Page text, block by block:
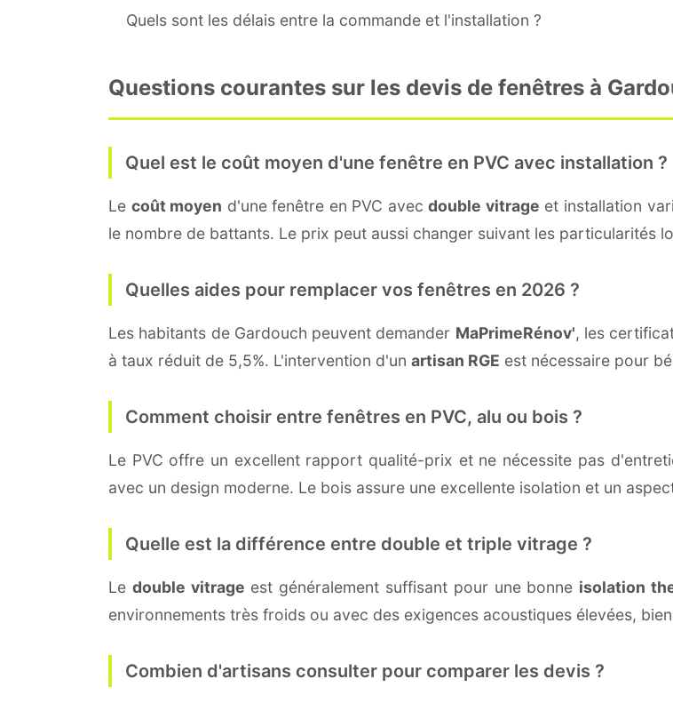
Quels sont les délais entre la commande et l'installation ?
Questions courantes sur les devis de fenêtres à
Quel est le coût moyen d'une fenêtre en PVC avec installation ?
Le coût moyen d'une fenêtre en PVC avecdouble vitrage et installation
le nombre de battants. Le prix peut aussi changer suivant les particularités
Quelles aides pour remplacer vos fenêtres en 2026 ?
Les habitants de Gardouch peuvent demander MaPrimeRénov', les
à taux réduit de 5,5%. L'intervention d'un artisan RGE est nécessaire pour
Comment choisir entre fenêtres en PVC, alu ou bois ?
Le PVC offre un excellent rapport qualité-prix et ne nécessite pas
avec un design moderne. Le bois assure une excellente isolation et un
Quelle est la différence entre double et triple vitrage ?
Le double vitrage est généralement suffisant pour une bonne isolation
environnements très froids ou avec des exigences acoustiques élevées,
Combien d'artisans consulter pour comparer les devis ?